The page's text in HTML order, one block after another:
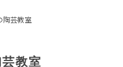
陶芸教室
教室